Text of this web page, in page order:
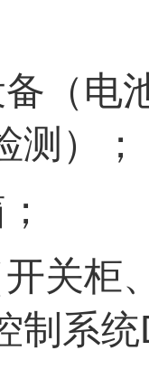
（电
测）；
关柜
制系统